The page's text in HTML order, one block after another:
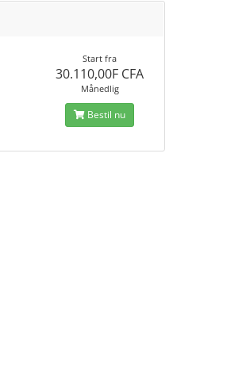
Start fra
30.110,00F CFA
Månedlig
Bestil nu